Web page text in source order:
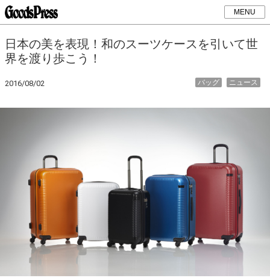
MENU
日本の美を表現！和のスーツケースを引いて世
界を渡り歩こう！
2016/08/02 ニュース
バッグ